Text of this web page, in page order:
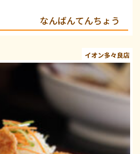
なんばんてんちょう
イオン多々良店